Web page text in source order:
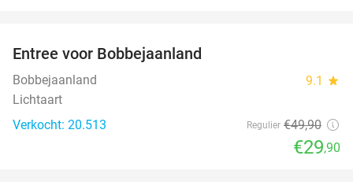
Entree voor Bobbejaanland
Bobbejaanland 9.1 star
Lichtaart
Verkocht: 20.513
Regulier €49,90
€29,90